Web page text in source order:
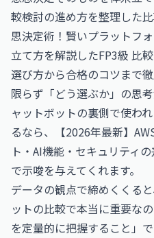
較検討の進め方を整理した
思決定術！賢いプラットフ
立て方を解説したFP3級 比
選び方から合格のコツまで
限らず「どう選ぶか」の思
ャットボットの裏側で使わ
るなら、
【2026年最新】
ト・AI機能・セキュリティの
で示唆を与えてくれます。
データの観点で締めくくる
ットの比較で本当に重要な
を定量的に把握すること」